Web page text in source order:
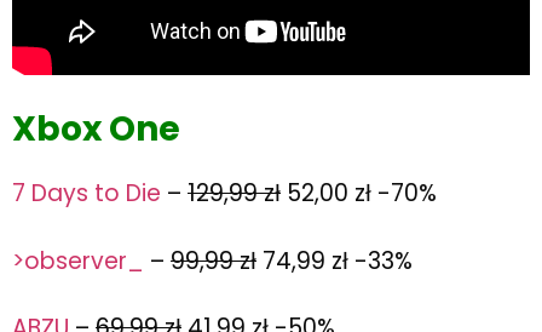
Xbox One
7 Days to Die – 129,99 zł 52,00 zł -70%
>observer_ – 99,99 zł 74,99 zł -33%